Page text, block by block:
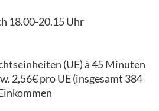
18.00-20.15 Uhr
(UE) à 45 Minuten
2,56€ pro UE (insgesamt 384